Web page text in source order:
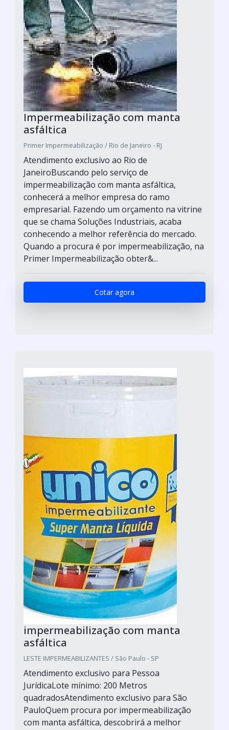
Impermeabilização com manta
asfáltica
Primer Impermeabilização / Rio de Janeiro - RJ
Atendimento exclusivo ao Rio de
JaneiroBuscando pelo serviço de
impermeabilização com manta asfáltica,
conhecerá a melhor empresa do ramo
empresarial. Fazendo um orçamento na vitrine
que se chama Soluções Industriais, acaba
conhecendo a melhor referência do mercado.
Quando a procura é por impermeabilização, na
Primer Impermeabilização obter&...
Cotar agora
impermeabilização com manta
asfáltica
LESTE IMPERMEABILIZANTES / São Paulo - SP
Atendimento exclusivo para Pessoa
JurídicaLote mínimo: 200 Metros
quadradosAtendimento exclusivo para São
PauloQuem procura por impermeabilização
com manta asfáltica, descobrirá a melhor